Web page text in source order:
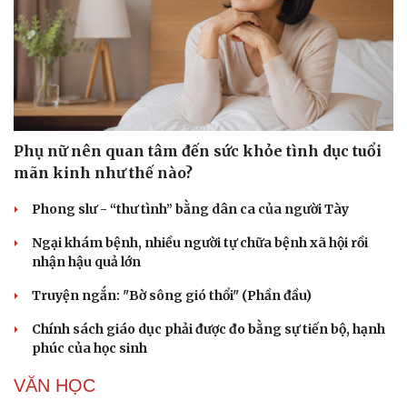
Cải chính
Phụ nữ nên quan tâm đến sức khỏe tình dục tuổi
mãn kinh như thế nào?
Phong slư - “thư tình” bằng dân ca của người Tày
Ngại khám bệnh, nhiều người tự chữa bệnh xã hội rồi
nhận hậu quả lớn
Truyện ngắn: "Bờ sông gió thổi" (Phần đầu)
Chính sách giáo dục phải được đo bằng sự tiến bộ, hạnh
phúc của học sinh
VĂN HỌC